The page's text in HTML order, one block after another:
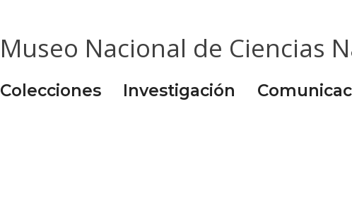
Museo Nacional de Ciencias
Colecciones Investigación